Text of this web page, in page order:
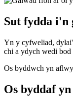
Sut fydda i'n
Yn y cyfweliad,
chi a ydych wedi
Os byddwch yn
Os byddaf